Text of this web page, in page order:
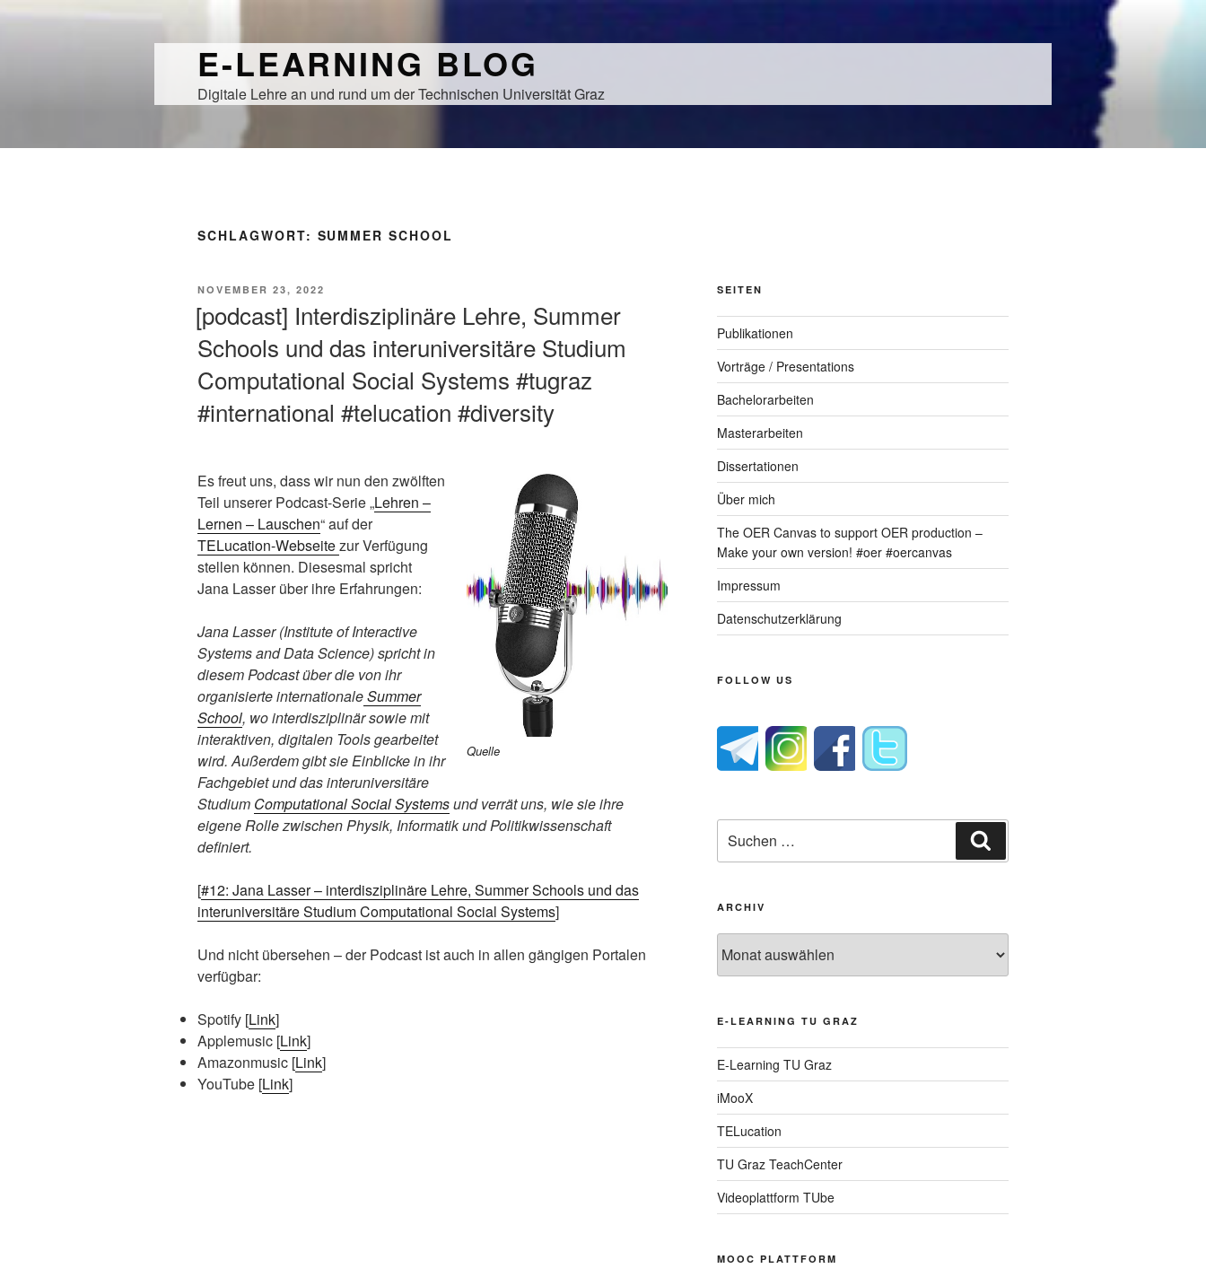
E-LEARNING BLOG
Digitale Lehre an und rund um der Technischen Universität Graz
SCHLAGWORT: SUMMER SCHOOL
VERÖFFENTLICHT
NOVEMBER 23, 2022
[podcast] Interdisziplinäre Lehre, Summer
Schools und das interuniversitäre Studium
Computational Social Systems #tugraz
#international #telucation #diversity
Quelle
Es freut uns, dass wir nun den zwölften
Teil unserer Podcast-Serie „Lehren –
Lernen – Lauschen“ auf der
TELucation-Webseitezur Verfügung
stellen können. Diesesmal spricht
Jana Lasser über ihre Erfahrungen:
Jana Lasser (Institute of Interactive
Systems and Data Science) spricht in
diesem Podcast über die von ihr
organisierte internationaleSummer
School, wo interdisziplinär sowie mit
interaktiven, digitalen Tools gearbeitet
wird. Außerdem gibt sie Einblicke in ihr
Fachgebiet und das interuniversitäre
Studium Computational Social Systemsund verrät uns, wie sie ihre
eigene Rolle zwischen Physik, Informatik und Politikwissenschaft
definiert.
[#12: Jana Lasser – interdisziplinäre Lehre, Summer Schools und das
interuniversitäre Studium Computational Social Systems]
Und nicht übersehen – der Podcast ist auch in allen gängigen Portalen
verfügbar:
Spotify [Link]
Applemusic [Link]
Amazonmusic [Link]
YouTube [Link]
SEITEN
Publikationen
Vorträge / Presentations
Bachelorarbeiten
Masterarbeiten
Dissertationen
Über mich
The OER Canvas to support OER production –
Make your own version! #oer #oercanvas
Impressum
Datenschutzerklärung
FOLLOW US
nach:
ARCHIV
E-LEARNING TU GRAZ
E-Learning TU Graz
iMooX
TELucation
TU Graz TeachCenter
Videoplattform TUbe
MOOC PLATTFORM